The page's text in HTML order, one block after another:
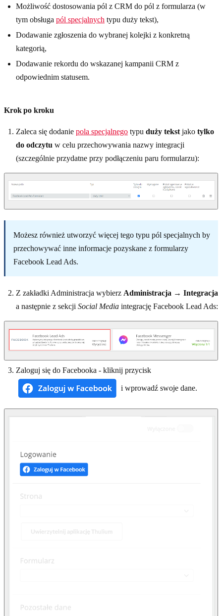
Możliwość dostosowania pól z CRM do pól z formularza (w
tym obsługa pól specjalnych typu duży tekst),
Dodawanie zgłoszenia do wybranej kolejki z konkretną
kategorią,
Dodawanie rekordu do wskazanej kampanii CRM z
odpowiednim statusem.
Krok po kroku
Zaleca się dodanie pola specjalnego typu duży tekst jako tylko
do odczytu w celu przechowywania nazwy integracji
(szczególnie przydatne przy podłączeniu paru formularzu):
Możesz również utworzyć więcej tego typu pól specjalnych by
przechowywać inne informacje pozyskane z formularzy
Facebook Lead Ads.
Z zakładki Administracja wybierz Administracja → Integracja
a następnie z sekcji Social Media integrację Facebook Lead Ads:
Zaloguj się do Facebooka - kliknij przycisk
i wprowadź swoje dane.